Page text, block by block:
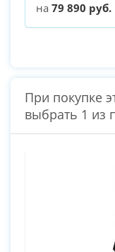
на 79 890 руб.
При покупке
выбрать 1 из